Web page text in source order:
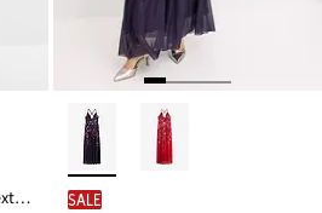
Rochie maxi din viscoză cu textură SALE